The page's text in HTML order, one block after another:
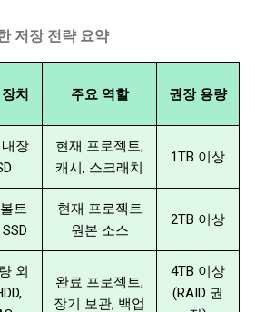
저장 전략 요약
치 주요 역할 권장 용량
장
현재 프로젝트,
캐시, 스크래치
1TB 이상
트
현재 프로젝트
원본 소스
2TB 이상
외
완료 프로젝트,
장기 보관, 백업
4TB 이상
(RAID 권